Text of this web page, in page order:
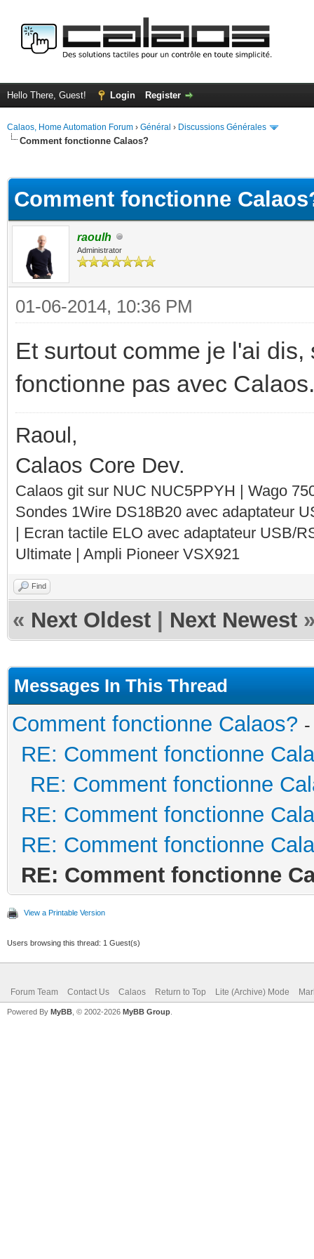
Hello There, Guest! Login Register
Calaos, Home Automation Forum › Général › Discussions Générales
Comment fonctionne Calaos?
Comment fonctionne
raoulh
Administrator
01-06-2014, 10:36 PM
Et surtout comme je l'ai
fonctionne pas avec
Raoul,
Calaos Core Dev.
Calaos git sur NUC NUC5PPYH | Wago
Sondes 1Wire DS18B20 avec adaptateur
| Ecran tactile ELO avec adaptateur USB/
Ultimate | Ampli Pioneer VSX921
Find
« Next Oldest Next Newest
Messages In This Thread
Comment fonctionne Calaos?
RE: Comment fonctionne
RE: Comment fonctionne
RE: Comment fonctionne
RE: Comment fonctionne
RE: Comment fonctionne
View a Printable Version
Users browsing this thread: 1 Guest(s)
Forum Team Contact Us Calaos Return to Top Lite (Archive) Mode
Powered By MyBB , © 2002-2026 MyBB Group